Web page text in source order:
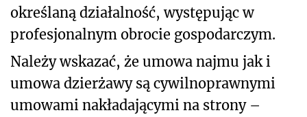
określaną działalność, występując w
profesjonalnym obrocie gospodarczym.
Należy wskazać, że umowa najmu jak i
umowa dzierżawy są cywilnoprawnymi
umowami nakładającymi na strony –